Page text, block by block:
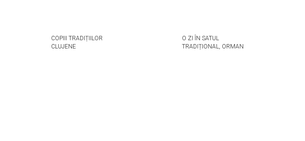
COPIII TRADIȚIILOR
CLUJENE
O ZI ÎN SATUL
TRADIȚIONAL, ORMAN